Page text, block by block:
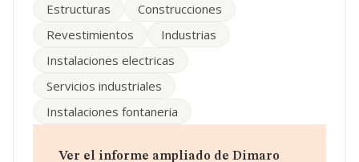
CNAE es '%cnae%' con código 4335. La sociedad no
empleados con respecto al 2006 y teniendo en cuenta
un número de empleados por encima de la media de
La compañíaDimaro Piedras Naturales S.L, con CIF
Industrial La Dehesilla, (45210), Yuncos, provincia de
Estructuras
Construcciones
Revestimientos
Industrias
Instalaciones electricas
Servicios industriales
Instalaciones fontaneria
Ver el informe ampliado de Dimaro